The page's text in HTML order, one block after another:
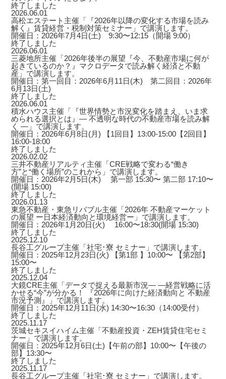
終了しました
2026.06.01
高松エステート主催「『2026年以降の変化する市場を読み
解く』賃貸経営・税制対策セミナー」で講演します。
開催日：2026年7月4日(土) 9:30〜12:15（開場 9:00）
終了しました
2026.06.01
三菱地所主催「2026年後半の展望『今、不動産市場に何が
起きているのか？』マクロデータで読み解く経済と不動
産」で講演します。
開催日：第一回目：2026年6月11日(木) 第二回目：2026年
6月13日(土)
終了しました
2026.06.01
積水ハウス主催「『世界情勢と市況変化を踏まえ、いま求
められる選択とは』― 不透明な時代の不動産市場を読み解
く ―」で講演します。
開催日：2026年6月8日(月) 【1回目】13:00-15:00【2回目】
16:00-18:00
終了しました
2026.02.02
三井不動産リアルティ主催「CRE戦略で変わる“働き
方”と“働く場所”のこれから」で講演します。
開催日：2026年2月5日(木) 第一部 15:30〜 第二部 17:10〜
(開場 15:00)
終了しました
2026.01.13
東急不動産・東急リバブル主催「2026年 不動産マーケット
の展望 ー日本経済動向と環境経営ー」で講演します。
開催日：2026年1月20日(火) 16:00〜18:30(開場 15:30)
終了しました
2025.12.10
長谷工グループ主催「社宅･寮 セミナー」で講演します。
開催日：2025年12月23日(火) 【第1部 】10:00〜 【第2部】
15:00〜
終了しました
2025.12.04
大鏡CRE主催「データで捉える最新市況― ―経営戦略に活
かせる“今”が分かる！ 『2026年に向けた経済動向と 不動産
市況予測』」で講演します。
開催日：2025年12月11日(水) 14:30〜16:30（14:00受付）
終了しました
2025.11.17
茨城セキスイハイム主催「不動産投資・ZEH賃貸住宅セミ
ナー」で講演します。
開催日：2025年12月6日(土)【午前の部】10:00〜【午後の
部】13:30〜
終了しました
2025.11.17
長谷工グループ主催「社宅･寮 セミナー」で講演します。